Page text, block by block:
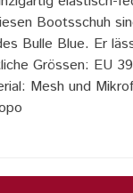
Bootsschuh
Bulle Blue. Er
Grössen: EU
Mesh und